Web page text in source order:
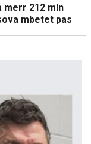
merr 212 mln
mbetet pas